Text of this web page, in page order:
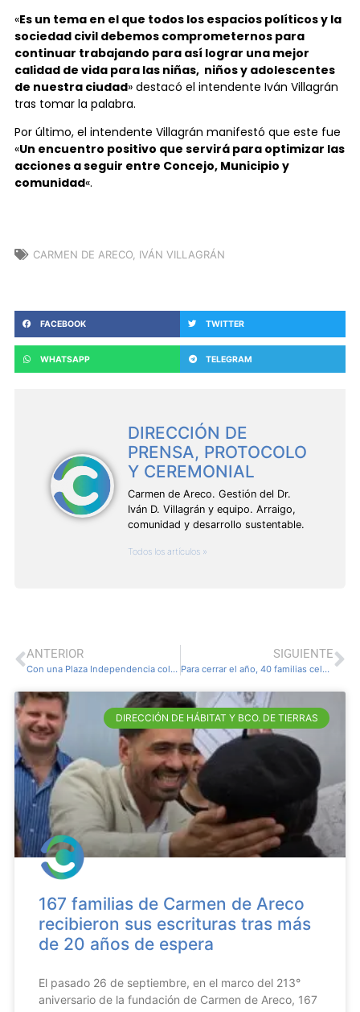
«Es un tema en el que todos los espacios políticos y la
sociedad civil debemos comprometernos para
continuar trabajando para así lograr una mejor
calidad de vida para las niñas, niños y adolescentes
de nuestra ciudad» destacó el intendente Iván Villagrán
tras tomar la palabra.
Por último, el intendente Villagrán manifestó que este fue
«Un encuentro positivo que servirá para optimizar las
acciones a seguir entre Concejo, Municipio y
comunidad«.
CARMEN DE ARECO IVÁN VILLAGRÁN
FACEBOOK TWITTER
WHATSAPP TELEGRAM
DIRECCIÓN DE
PRENSA, PROTOCOLO
Y CEREMONIAL
Carmen de Areco. Gestión del Dr.
Iván D. Villagrán y equipo. Arraigo,
comunidad y desarrollo sustentable.
Todos los artículos »
ANTERIOR
Con una Plaza Independencia colmada, se celebró el Día de la Niñez
SIGUIENTE
Para cerrar el año, 40 familias celebran las fiestas en su nueva casa
DIRECCIÓN DE HÁBITAT Y BCO. DE TIERRAS
167 familias de Carmen de Areco
recibieron sus escrituras tras más
de 20 años de espera
El pasado 26 de septiembre, en el marco del 213°
aniversario de la fundación de Carmen de Areco, 167